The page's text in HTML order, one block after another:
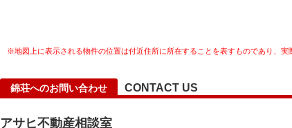
※地図上に表示される物件の位置は付近住所に所在することを表すものであり、実
錦荘へのお問い合わせ CONTACT US
アサヒ不動産相談室